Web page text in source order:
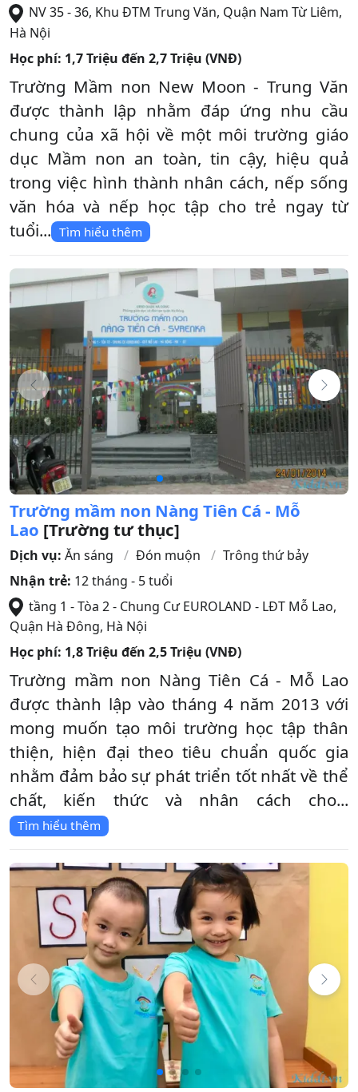
NV 35 - 36, Khu ĐTM Trung Văn, Quận Nam Từ Liêm,
Hà Nội
Học phí: 1,7 Triệu đến 2,7 Triệu (VNĐ)
Trường Mầm non New Moon - Trung Văn
được thành lập nhằm đáp ứng nhu cầu
chung của xã hội về một môi trường giáo
dục Mầm non an toàn, tin cậy, hiệu quả
trong việc hình thành nhân cách, nếp sống
văn hóa và nếp học tập cho trẻ ngay từ
tuổi... Tìm hiểu thêm
Trường mầm non Nàng Tiên Cá - Mỗ
Lao [Trường tư thục]
Dịch vụ: Ăn sáng Đón muộn
Trông thứ bảy
Nhận trẻ: 12 tháng - 5 tuổi
tầng 1 - Tòa 2 - Chung Cư EUROLAND - LĐT Mỗ Lao,
Quận Hà Đông, Hà Nội
Học phí: 1,8 Triệu đến 2,5 Triệu (VNĐ)
Trường mầm non Nàng Tiên Cá - Mỗ Lao
được thành lập vào tháng 4 năm 2013 với
mong muốn tạo môi trường học tập thân
thiện, hiện đại theo tiêu chuẩn quốc gia
nhằm đảm bảo sự phát triển tốt nhất về thể
chất, kiến thức và nhân cách cho...
Tìm hiểu thêm